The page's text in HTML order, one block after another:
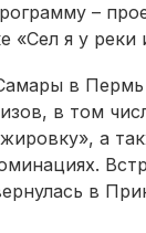
–
«Сел я у реки
в Пермь
в том
а
в